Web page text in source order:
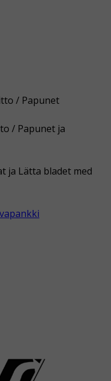
/ Papunet
/ Papunet ja
ja Lätta bladet med